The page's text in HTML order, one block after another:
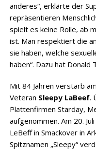
anderes“, erklärte der
repräsentieren
spielt es keine Rolle, ab
ist. Man respektiert die
sie haben, welche
haben“. Dazu hat
Mit 84 Jahren verstarb
Veteran Sleepy LaBeef.
Plattenfirmen Starday,
aufgenommen. Am 20.
LeBeff in Smackover in
Spitznamen „Sleepy“